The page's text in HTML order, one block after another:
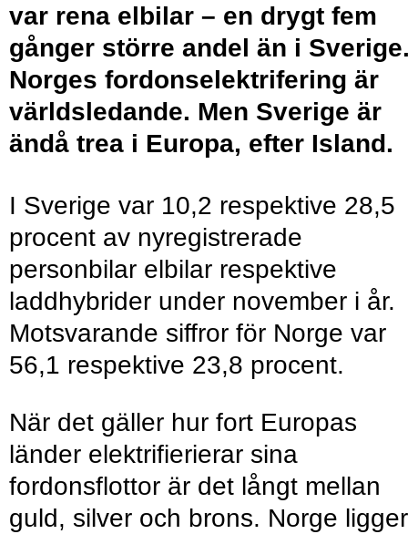
var rena elbilar – en drygt fem
gånger större andel än i
Norges fordons­elek­tri­fe­ring är
världsledande. Men Sverige är
ändå trea i Europa, efter Island.
I Sverige var 10,2 respektive 28,5
procent av nyregistrerade
personbilar elbilar respektive
laddhybrider under november i år.
Motsvarande siffror för Norge var
56,1 respektive 23,8 procent.
När det gäller hur fort Europas
länder elektrifierierar sina
fordonsflottor är det långt mellan
guld, silver och brons. Norge ligger